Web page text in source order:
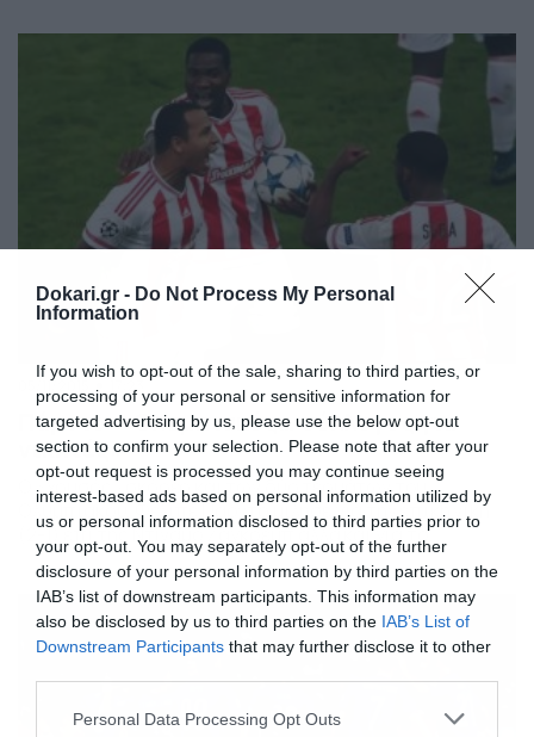
Dokari.gr - Do Not Process My Personal
Information
If you wish to opt-out of the sale, sharing to third parties, or
processing of your personal or sensitive information for
targeted advertising by us, please use the below opt-out
section to confirm your selection. Please note that after your
opt-out request is processed you may continue seeing
interest-based ads based on personal information utilized by
us or personal information disclosed to third parties prior to
your opt-out. You may separately opt-out of the further
disclosure of your personal information by third parties on the
IAB’s list of downstream participants. This information may
also be disclosed by us to third parties on the IAB’s List of
Downstream Participants that may further disclose it to other
Please note that this website/app uses one or more Google
Personal Data Processing Opt Outs
05/11/2015 17:23
Πάρντο: «Ολυμπιακός… σύλλογος για
νικητές»
O «χρυσός» σκόρερ και των δύο τερμάτων του
Ολυμπιακού, Φελίπε Πάρντο μίλησε για την επική νίκη
(2-1) επί της Ντιναμό Ζάγκρεμπ αλλά και για το
οικογενειακό κλίμα που υπάρχει στις τάξεις του
συλλόγου. Αναλυτικά οι δηλώσεις του Κολομβιανού άσου
των Πειραιωτών στην ραδιοφωνική συχνότητα του
«Sport 24 Radio»: Το πώς είναι να έρχεται από τον […]